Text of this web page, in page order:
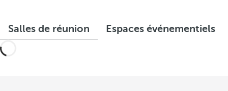
Salles de réunion Espaces événementiels